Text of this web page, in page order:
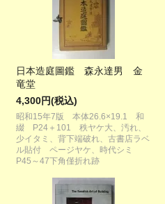
日本造庭圖鑑 森永達男 金
竜堂
4,300円(税込)
昭和15年7版 本体26.6×19.1 和
綴 P24＋101 秩ヤケ大、汚れ、
少イタミ、背下端破れ、古書店ラベ
ル貼付 ページヤケ、時代シミ
P45～47下角僅折れ跡